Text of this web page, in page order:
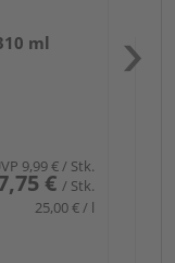
ml
9,99 €/ Stk.
€ / Stk.
25,00 € / l